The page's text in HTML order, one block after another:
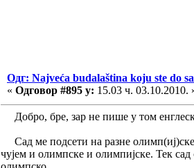
Одг: Najveća budalaština koju ste do
« Одговор #895 у: 15.03 ч. 03.10.2010.
Добро, бре, зар не пише у том
Сад ме подсети на разне
чујем и олимпске и олимпијске. Тек